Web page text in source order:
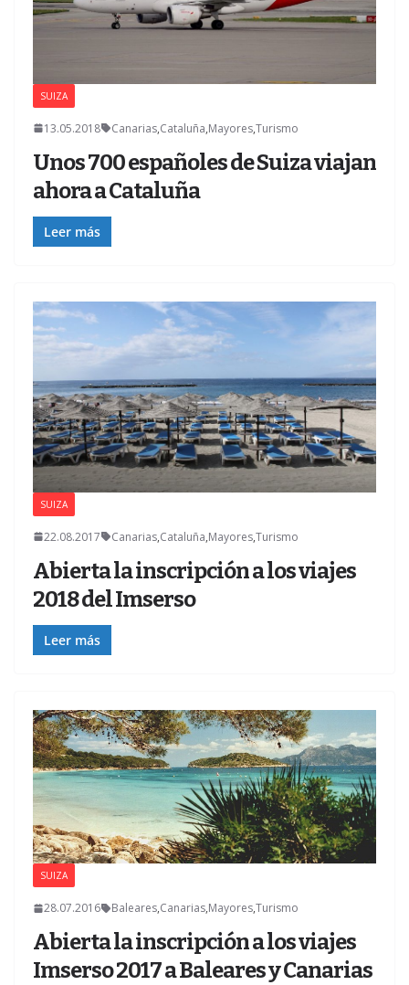
SUIZA
13.05.2018 Canarias,Cataluña,Mayores,Turismo
Unos 700 españoles de Suiza viajan
ahora a Cataluña
Leer más
SUIZA
22.08.2017 Canarias,Cataluña,Mayores,Turismo
Abierta la inscripción a los viajes
2018 del Imserso
Leer más
SUIZA
28.07.2016 Baleares,Canarias,Mayores,Turismo
Abierta la inscripción a los viajes
Imserso 2017 a Baleares y Canarias